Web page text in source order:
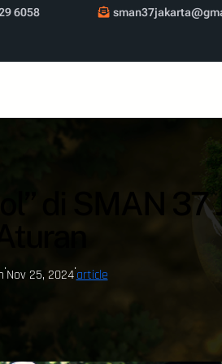
6058
di SMAN 37
Aturan
·Nov 25, 2024·article